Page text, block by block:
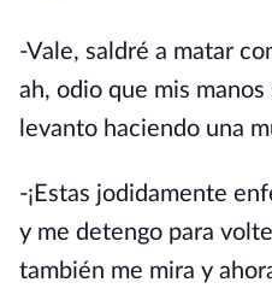
-Vale, saldré a matar
ah, odio que mis
levanto haciendo una
-¡Estas jodidamente
y me detengo para
también me mira y